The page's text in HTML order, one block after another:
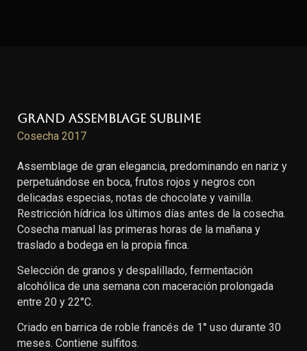
Grand Assemblage Sublime
Cosecha 2017
Assemblage de gran elegancia, predominando en nariz y
perpetuándose en boca, frutos rojos y negros con
delicadas especias, notas de chocolate y vainilla.
Restricción hídrica los últimos días antes de la cosecha.
Cosecha manual las primeras horas de la mañana y
traslado a bodega en la propia finca.
Selección de granos y despalillado, fermentación
alcohólica de una semana con maceración prolongada
entre 20 y 22°C.
Criado en barrica de roble francés de 1° uso durante 30
meses. Contiene sulfitos.